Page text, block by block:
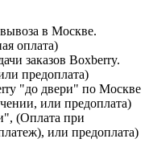
в Москве.
оплата)
заказов Boxberry.
предоплата)
"до двери" по Москве
или предоплата)
(Оплата при
или предоплата)